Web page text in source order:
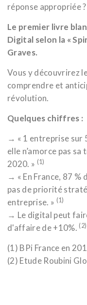
réponse appropriée ?
Le premier livre
Digital selon la «
Graves.
Vous y découvrirez
comprendre et
révolution.
Quelques chiffres :
→ « 1 entreprise sur
elle n’amorce pas
2020. » (1)
→ « En France, 87
pas de priorité
entreprise. » (1)
→ Le digital peut
d'affaire de +10%. (2)
(1) BPi France en
(2) Etude Roubini